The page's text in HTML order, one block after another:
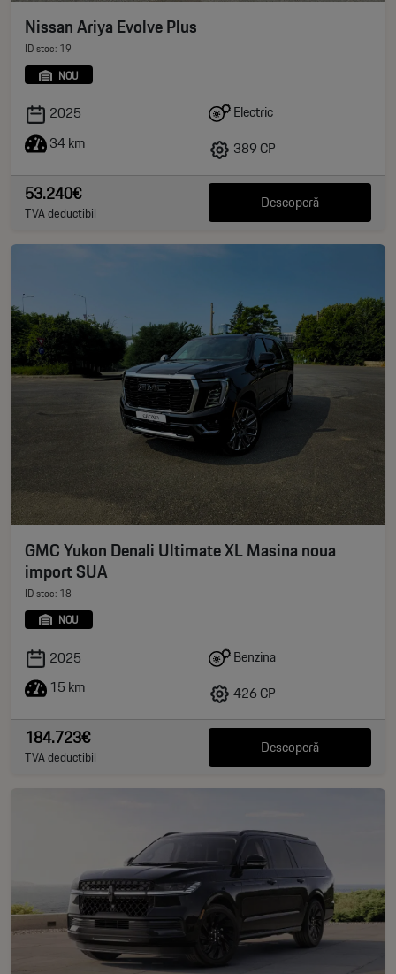
Nissan Ariya Evolve Plus
ID stoc: 19
NOU
2025
34 km
Electric
389 CP
53.240€
TVA deductibil Descoperă
GMC Yukon Denali Ultimate XL Masina noua
import SUA
ID stoc: 18
NOU
2025
15 km
Benzina
426 CP
184.723€
TVA deductibil Descoperă